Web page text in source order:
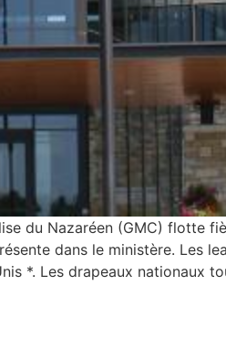
du Nazaréen (GMC) flotte
dans le ministère. Les
*. Les drapeaux nationaux